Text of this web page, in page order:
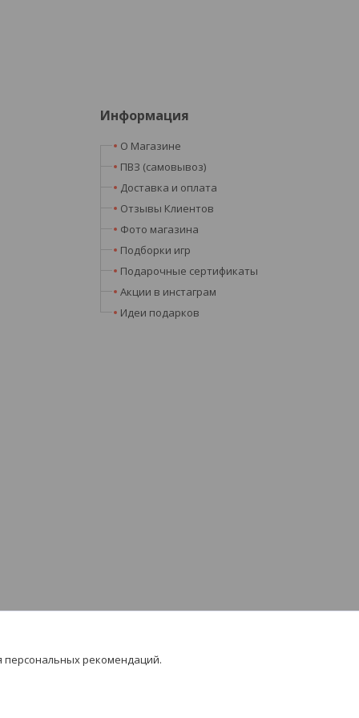
Информация
О Магазине
ПВЗ (самовывоз)
Доставка и оплата
Отзывы Клиентов
Фото магазина
Подборки игр
Подарочные сертификаты
Акции в инстаграм
Идеи подарков
персональных рекомендаций.